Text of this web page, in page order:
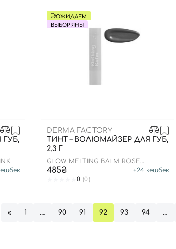
ОЖИДАЕМ
ВЫБОР ЯНЫ
DERMA FACTORY
ТИНТ – ВОЛЮМАЙЗЕР ДЛЯ ГУБ,
2.3 Г
GLOW MELTING BALM ROSE
PERFECTION
485₴ +24 кешбек
0 (0)
« 1 … 90 91 92 93 94 …
товары в корзину
авторизации/регистрации, вы
Далее